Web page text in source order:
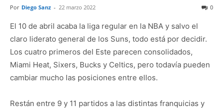
Por Diego Sanz - 22 marzo 2022 0
El 10 de abril acaba la liga regular en la NBA y salvo el
claro liderato general de los Suns, todo está por decidir.
Los cuatro primeros del Este parecen consolidados,
Miami Heat, Sixers, Bucks y Celtics, pero todavía pueden
cambiar mucho las posiciones entre ellos.
Restán entre 9 y 11 partidos a las distintas franquicias y